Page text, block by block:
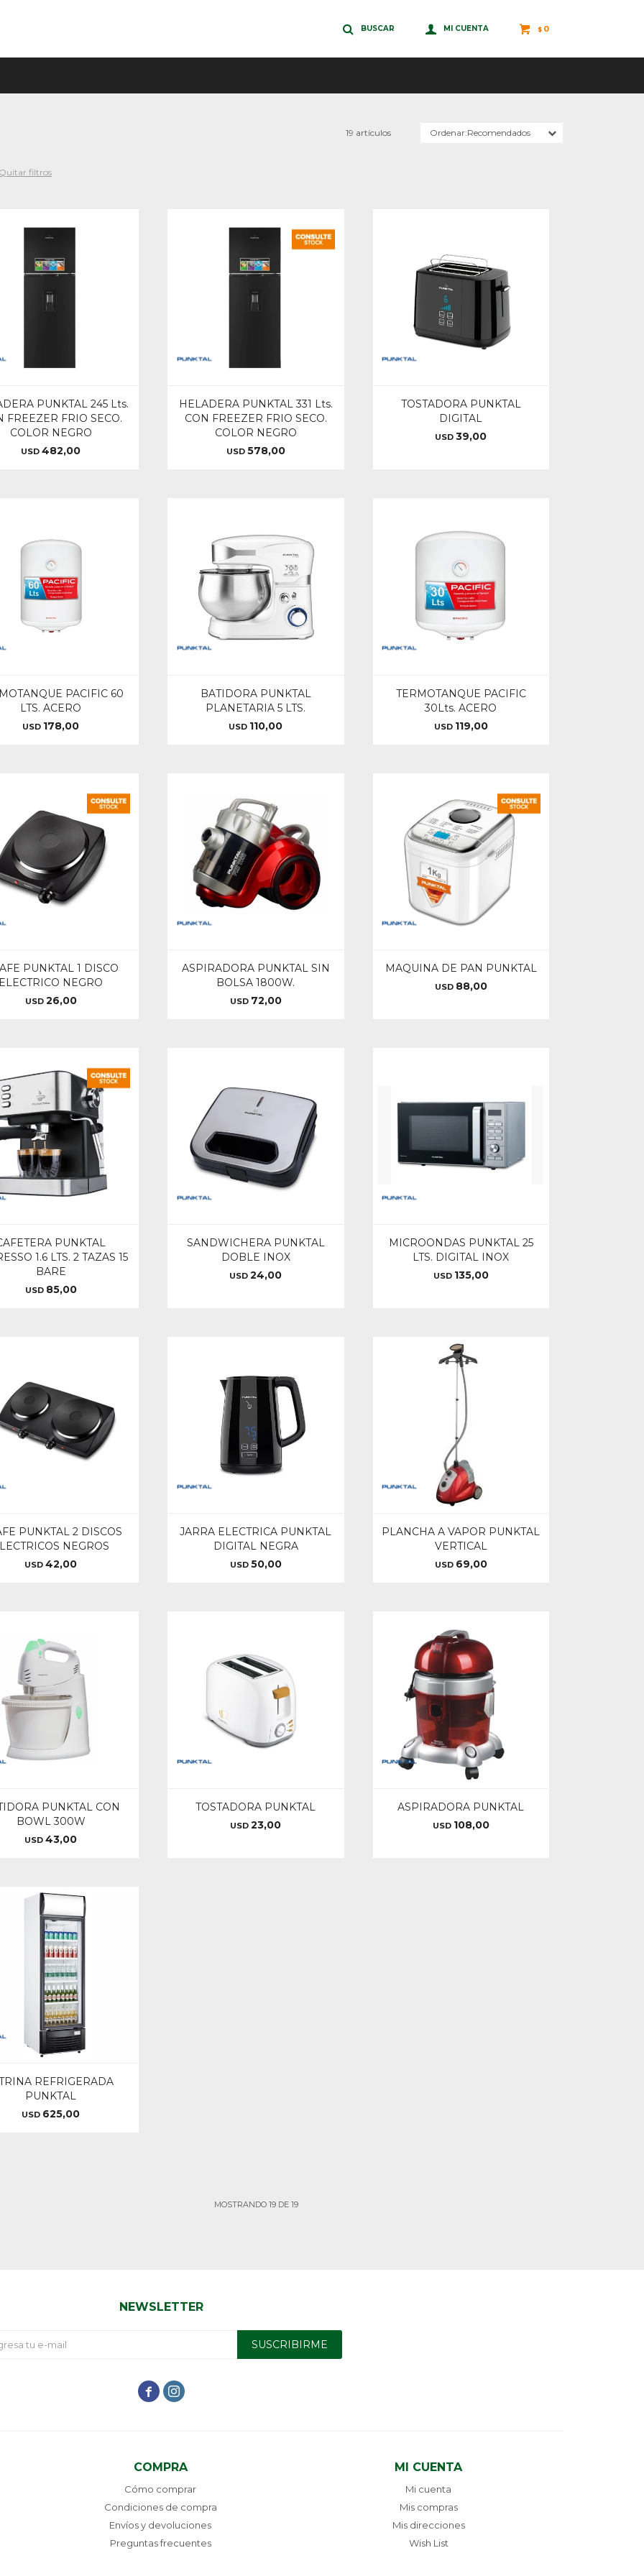
$ 0
19 artículos Recomendados
filtros
PUNKTAL 245 Lts.
FREEZER FRIO SECO.
COLOR NEGRO
USD 482,00
HELADERA PUNKTAL 331 Lts.
CON FREEZER FRIO SECO.
COLOR NEGRO
USD 578,00
TOSTADORA PUNKTAL
DIGITAL
USD 39,00
PACIFIC 60
LTS. ACERO
USD 178,00
BATIDORA PUNKTAL
PLANETARIA 5 LTS.
USD 110,00
TERMOTANQUE PACIFIC
30Lts. ACERO
USD 119,00
PUNKTAL 1 DISCO
NEGRO
USD 26,00
ASPIRADORA PUNKTAL SIN
BOLSA 1800W.
USD 72,00
MAQUINA DE PAN PUNKTAL
USD 88,00
PUNKTAL
1.6 LTS. 2 TAZAS 15
BARE
USD 85,00
SANDWICHERA PUNKTAL
DOBLE INOX
USD 24,00
MICROONDAS PUNKTAL 25
LTS. DIGITAL INOX
USD 135,00
PUNKTAL 2 DISCOS
NEGROS
USD 42,00
JARRA ELECTRICA PUNKTAL
DIGITAL NEGRA
USD 50,00
PLANCHA A VAPOR PUNKTAL
VERTICAL
USD 69,00
PUNKTAL CON
BOWL 300W
USD 43,00
TOSTADORA PUNKTAL
USD 23,00
ASPIRADORA PUNKTAL
USD 108,00
REFRIGERADA
PUNKTAL
USD 625,00
MOSTRANDO 19DE 19
COMPRA
Cómo comprar
Condiciones de compra
Envíos y devoluciones
Preguntas frecuentes
MI CUENTA
Mi cuenta
Mis compras
Mis direcciones
Wish List
NEWSLETTER
SUSCRIBIRME
 